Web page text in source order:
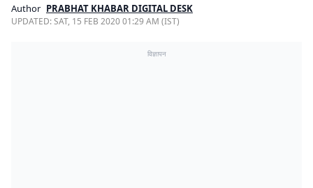
Author PRABHAT KHABAR DIGITAL DESK
UPDATED:SAT, 15 FEB 2020 01:29 AM (IST)
विज्ञापन